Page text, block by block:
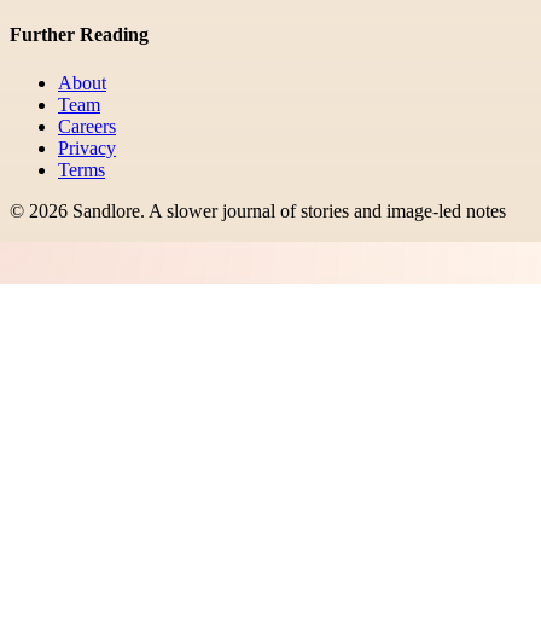
Further Reading
About
Team
Careers
Privacy
Terms
© 2026 Sandlore. A slower journal of stories and image-led notes